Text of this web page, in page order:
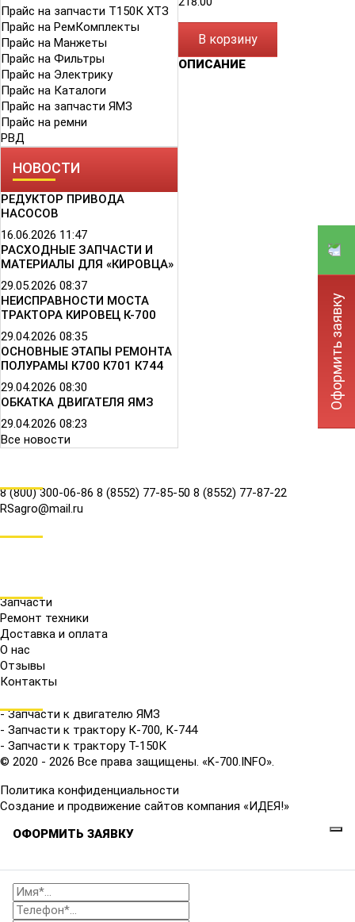
Прайс на запчасти Т150К ХТЗ
Прайс на РемКомплекты
Прайс на Манжеты
Прайс на Фильтры
Прайс на Электрику
Прайс на Каталоги
Прайс на запчасти ЯМЗ
Прайс на ремни
РВД
НОВОСТИ
РЕДУКТОР ПРИВОДА
НАСОСОВ
16.06.2026 11:47
РАСХОДНЫЕ ЗАПЧАСТИ И
МАТЕРИАЛЫ ДЛЯ «КИРОВЦА»
29.05.2026 08:37
НЕИСПРАВНОСТИ МОСТА
ТРАКТОРА КИРОВЕЦ К-700
29.04.2026 08:35
ОСНОВНЫЕ ЭТАПЫ РЕМОНТА
ПОЛУРАМЫ К700 К701 К744
29.04.2026 08:30
ОБКАТКА ДВИГАТЕЛЯ ЯМЗ
29.04.2026 08:23
Все новости
В корзину
ОПИСАНИЕ
8 (800) 300-06-86 8 (8552) 77-85-50 8 (8552) 77-87-22
RSagro@mail.ru
Запчасти
Ремонт техники
Доставка и оплата
О нас
Отзывы
Контакты
- Запчасти к двигателю ЯМЗ
- Запчасти к трактору К-700, К-744
- Запчасти к трактору Т-150К
© 2020 - 2026 Все права защищены. «K-700.INFO».
Политика конфиденциальности
Создание и продвижение сайтов компания «ИДЕЯ!»
Оформить заявку
ОФОРМИТЬ ЗАЯВКУ